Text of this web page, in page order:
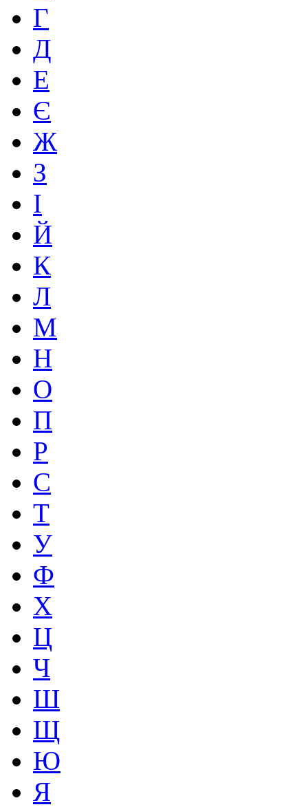
Г
Д
Е
Є
Ж
З
І
Й
К
Л
М
Н
О
П
Р
С
Т
У
Ф
Х
Ц
Ч
Ш
Щ
Ю
Я